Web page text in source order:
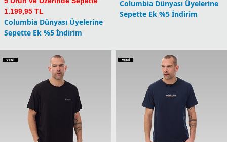
1.199,95 TL
Columbia Dünyası Üyelerine
Sepette Ek %5 İndirim
Columbia Dünyası Üyelerine
Sepette Ek %5 İndirim